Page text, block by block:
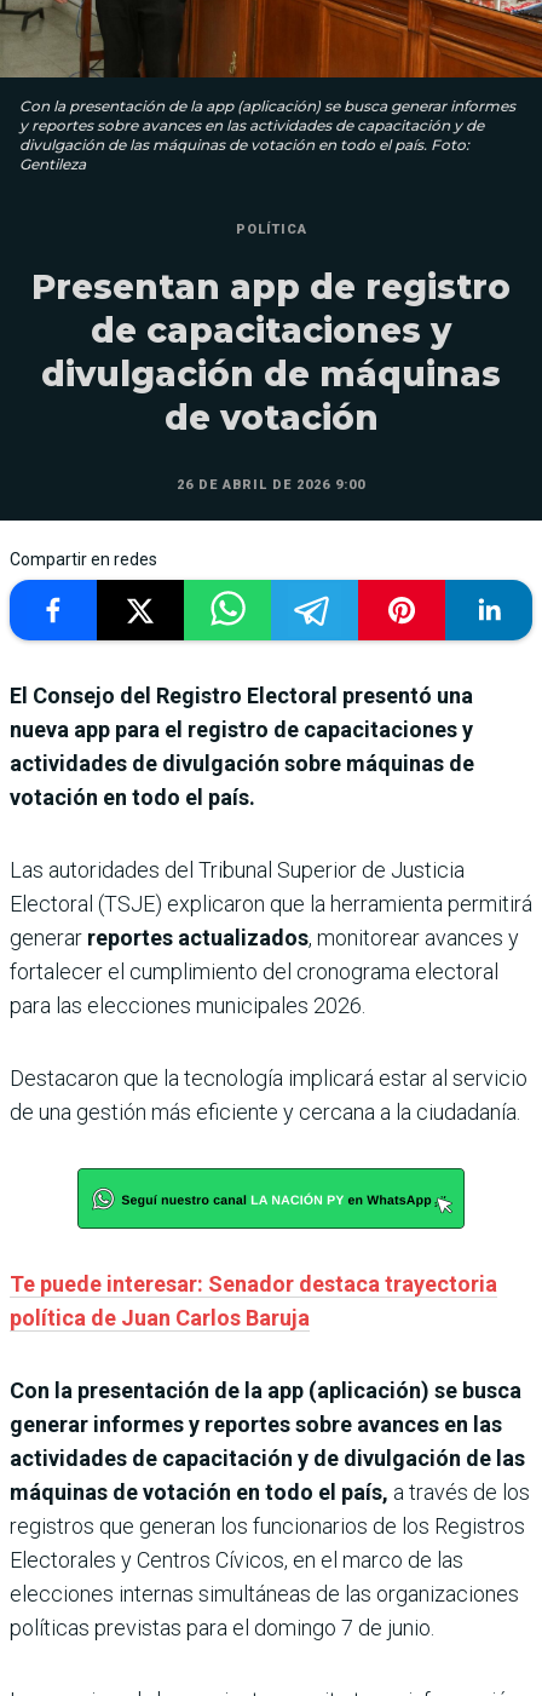
Con la presentación de la app (aplicación) se busca generar informes
y reportes sobre avances en las actividades de capacitación y de
divulgación de las máquinas de votación en todo el país. Foto:
Gentileza
POLÍTICA
Presentan app de registro
de capacitaciones y
divulgación de máquinas
de votación
26 DE ABRIL DE 2026 9:00
Compartir en redes
El Consejo del Registro Electoral presentó una
nueva app para el registro de capacitaciones y
actividades de divulgación sobre máquinas de
votación en todo el país.
Las autoridades del Tribunal Superior de Justicia
Electoral (TSJE) explicaron que la herramienta permitirá
generar reportes actualizados, monitorear avances y
fortalecer el cumplimiento del cronograma electoral
para las elecciones municipales 2026.
Destacaron que la tecnología implicará estar al servicio
de una gestión más eficiente y cercana a la ciudadanía.
Te puede interesar: Senador destaca trayectoria
política de Juan Carlos Baruja
Con la presentación de la app (aplicación) se busca
generar informes y reportes sobre avances en las
actividades de capacitación y de divulgación de las
máquinas de votación en todo el país, a través de los
registros que generan los funcionarios de los Registros
Electorales y Centros Cívicos, en el marco de las
elecciones internas simultáneas de las organizaciones
políticas previstas para el domingo 7 de junio.